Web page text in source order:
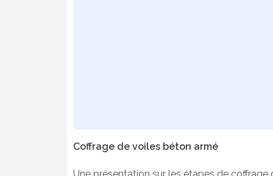
Coffrage de voiles béton armé
Une présentation sur les étapes de coffrage